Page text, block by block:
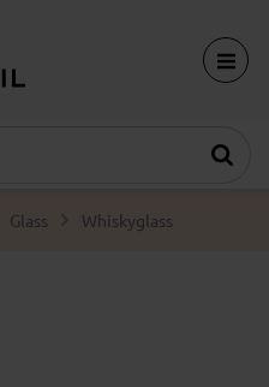
Glass Whiskyglass